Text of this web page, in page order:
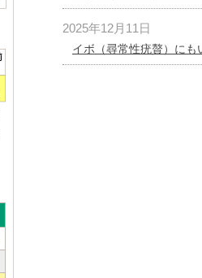
2025年12月11日
イボ（尋常性疣贅）に